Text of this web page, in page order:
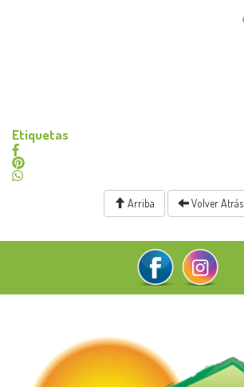
Etiquetas
Arriba Volver Atrás